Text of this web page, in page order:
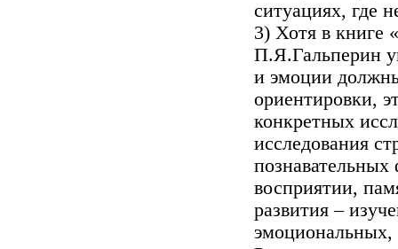
ситуациях, где
3) Хотя в книге
П.Я.Гальперин
и эмоции
ориентировки,
конкретных
исследования
восприятии,
развития –